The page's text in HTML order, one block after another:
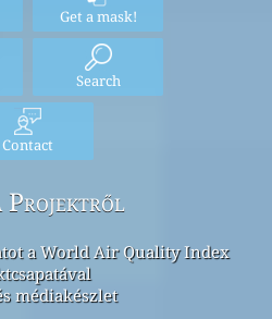
Get a mask!
Search
Contact
Projektről
a World Air Quality Index
médiakészlet